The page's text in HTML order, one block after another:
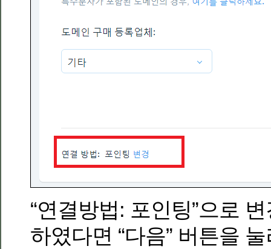
“연결방법: 포인팅”으로
하였다면 “다음” 버튼을